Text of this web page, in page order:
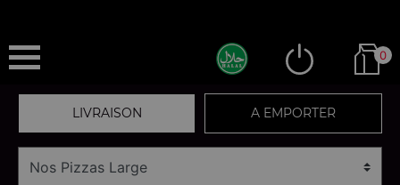
0
LIVRAISON A EMPORTER